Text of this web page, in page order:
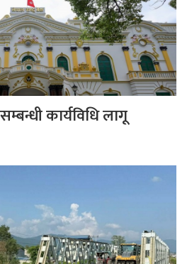
कार्यविधि लागू